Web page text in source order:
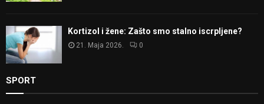
Kortizol i žene: Zašto smo stalno iscrpljene?
21. Maja 2026. 0
SPORT